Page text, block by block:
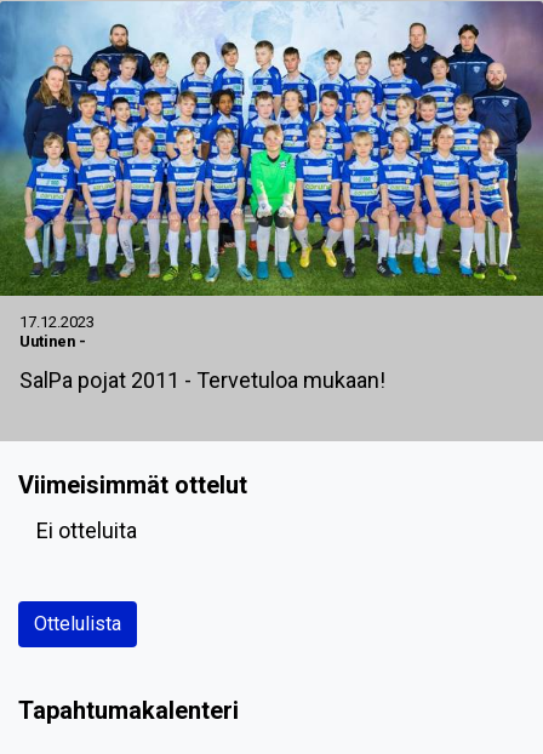
17.12.2023
Uutinen -
SalPa pojat 2011 - Tervetuloa mukaan!
Viimeisimmät ottelut
Ei otteluita
Ottelulista
Tapahtumakalenteri